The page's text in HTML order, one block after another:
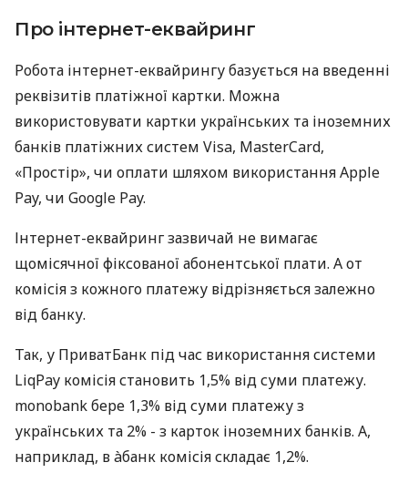
Про інтернет-еквайринг
Робота інтернет-еквайрингу базується на введенні
реквізитів платіжної картки. Можна
використовувати картки українських та іноземних
банків платіжних систем Visa, MasterCard,
«Простір», чи оплати шляхом використання Apple
Pay, чи Google Pay.
Інтернет-еквайринг зазвичай не вимагає
щомісячної фіксованої абонентської плати. А от
комісія з кожного платежу відрізняється залежно
від банку.
Так, у ПриватБанк під час використання системи
LiqPay комісія становить 1,5% від суми платежу.
monobank бере 1,3% від суми платежу з
українських та 2% - з карток іноземних банків. А,
наприклад, в àбанк комісія складає 1,2%.